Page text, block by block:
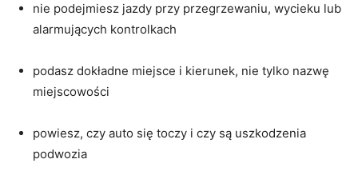
nie podejmiesz jazdy przy przegrzewaniu, wycieku lub
alarmujących kontrolkach
podasz dokładne miejsce i kierunek, nie tylko nazwę
miejscowości
powiesz, czy auto się toczy i czy są uszkodzenia
podwozia